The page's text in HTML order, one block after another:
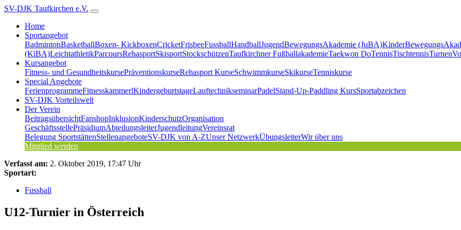
SV-DJK Taufkirchen e.V.
Home
Sportangebot
BadmintonBasketballBoxen- KickboxenCricketFrisbeeFussballHandballJugendBewegungsAkademie (JuBA)
(KiBA)LeichtathletikParcoursRehasportSkisportStockschützenTaufkirchner FußballakademieTaekwon DoTennisTischtennisTurnen
Kursangebot
Fitness- und GesundheitskursePräventionskurseRehasport KurseSchwimmkurseSkikurseTenniskurse
Special Angebote
FerienprogrammeFitnesskammerlKindergeburtstageLauftechnikseminarPadelStand-Up-Paddling KursSportabzeichen
SV-DJK Vorteilswelt
Der Verein
BeitragsübersichtFanshopInklusionKinderschutzOrganisation
GeschäftsstellePräsidiumAbteilungsleiterJugendleitungVereinsrat
Belegung SportstättenStellenangeboteSV-DJK von A-ZUnser NetzwerkÜbungsleiterWir über uns
Mitglied werden
Verfasst am: 2. Oktober 2019, 17:47 Uhr
Sportart:
Fussball
U12-Turnier in Österreich